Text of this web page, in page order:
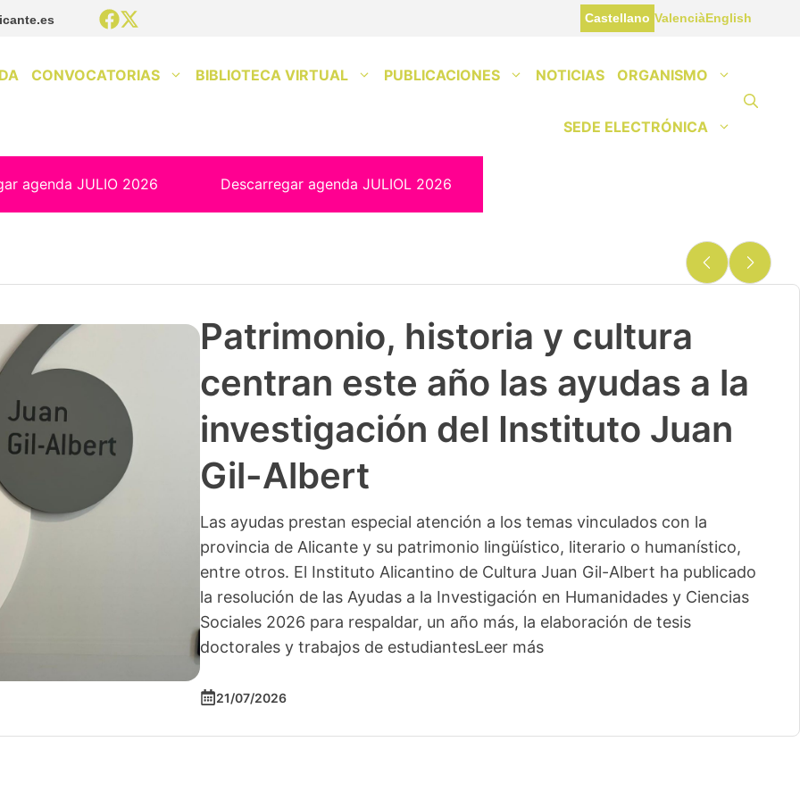
Castellano ValenciàEnglish
CONVOCATORIAS BIBLIOTECA VIRTUAL PUBLICACIONES NOTICIAS ORGANISMO
SEDE ELECTRÓNICA
agenda JULIO 2026 Descarregar agenda JULIOL 2026
Patrimonio, historia y cultura
centran este año las ayudas a la
investigación del Instituto Juan
Gil-Albert
Las ayudas prestan especial atención a los temas vinculados con la
provincia de Alicante y su patrimonio lingüístico, literario o humanístico,
entre otros. El Instituto Alicantino de Cultura Juan Gil-Albert ha publicado
la resolución de las Ayudas a la Investigación en Humanidades y Ciencias
Sociales 2026 para respaldar, un año más, la elaboración de tesis
doctorales y trabajos de estudiantesLeer más
21/07/2026